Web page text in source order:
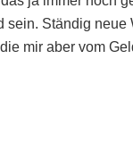
sein. Ständig neue
mir aber vom